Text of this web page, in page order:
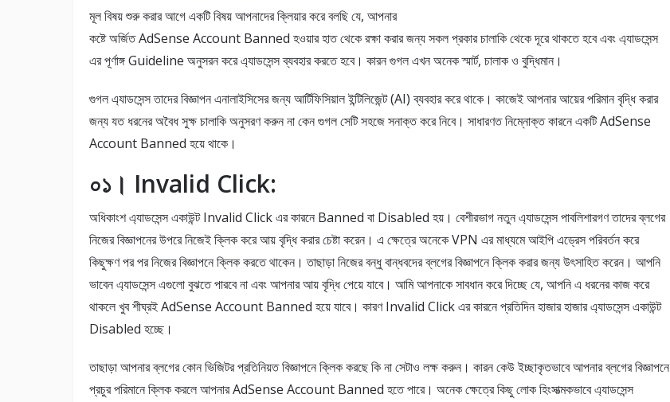
মূল বিষয় শুরু করার আগে একটি বিষয় আপনাদের ক্লিয়ার করে বলছি যে, আপনার
কষ্টে অর্জিত AdSense Account Banned হওয়ার হাত থেকে রক্ষা করার জন্য সকল প্রকার চালাকি থেকে দূরে থাকতে হবে এবং এ্যাডসেন্স
এর পূর্ণাঙ্গ Guideline অনুসরন করে এ্যাডসেন্স ব্যবহার করতে হবে। কারন গুগল এখন অনেক স্মার্ট, চালাক ও বুদ্ধিমান।
গুগল এ্যাডসেন্স তাদের বিজ্ঞাপন এনালাইসিসের জন্য আর্টিফিসিয়াল ইন্টিলিজেন্ট (AI) ব্যবহার করে থাকে। কাজেই আপনার আয়ের পরিমান বৃদ্ধি করার
জন্য যত ধরনের অবৈধ সুক্ষ চালাকি অনুসরণ করুন না কেন গুগল সেটি সহজে সনাক্ত করে নিবে। সাধারণত নিম্নোক্ত কারনে একটি AdSense
Account Banned হয়ে থাকে।
০১। Invalid Click:
অধিকাংশ এ্যাডসেন্স একাউন্ট Invalid Click এর কারনে Banned বা Disabled হয়। বেশীরভাগ নতুন এ্যাডসেন্স পাবলিশারগণ তাদের ব্লগের
নিজের বিজ্ঞাপনের উপরে নিজেই ক্লিক করে আয় বৃদ্ধি করার চেষ্টা করেন। এ ক্ষেত্রে অনেকে VPN এর মাধ্যমে আইপি এড্রেস পরিবর্তন করে
কিছুক্ষণ পর পর নিজের বিজ্ঞাপনে ক্লিক করতে থাকেন। তাছাড়া নিজের বন্ধু বান্ধবদের ব্লগের বিজ্ঞাপনে ক্লিক করার জন্য উৎসাহিত করেন। আপনি
ভাবেন এ্যাডসেন্স এগুলো বুঝতে পারবে না এবং আপনার আয় বৃদ্ধি পেয়ে যাবে। আমি আপনাকে সাবধান করে দিচ্ছে যে, আপনি এ ধরনের কাজ করে
থাকলে খুব শীঘ্রই AdSense Account Banned হয়ে যাবে। কারণ Invalid Click এর কারনে প্রতিদিন হাজার হাজার এ্যাডসেন্স একাউন্ট
Disabled হচ্ছে।
তাছাড়া আপনার ব্লগের কোন ভিজিটর প্রতিনিয়ত বিজ্ঞাপনে ক্লিক করছে কি না সেটাও লক্ষ করুন। কারন কেউ ইচ্ছাকৃতভাবে আপনার ব্লগের বিজ্ঞাপনে
প্রচুর পরিমানে ক্লিক করলে আপনার AdSense Account Banned হতে পারে। অনেক ক্ষেত্রে কিছু লোক হিংসাত্মকভাবে এ্যাডসেন্স